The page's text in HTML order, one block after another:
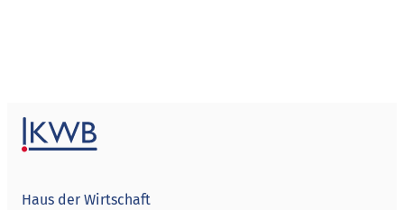
Haus der Wirtschaft